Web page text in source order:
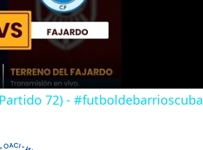
l
a
72) - #futboldebarrioscuba